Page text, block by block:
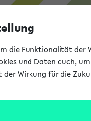
die Funktionalität der
und Daten auch,
der Wirkung für die